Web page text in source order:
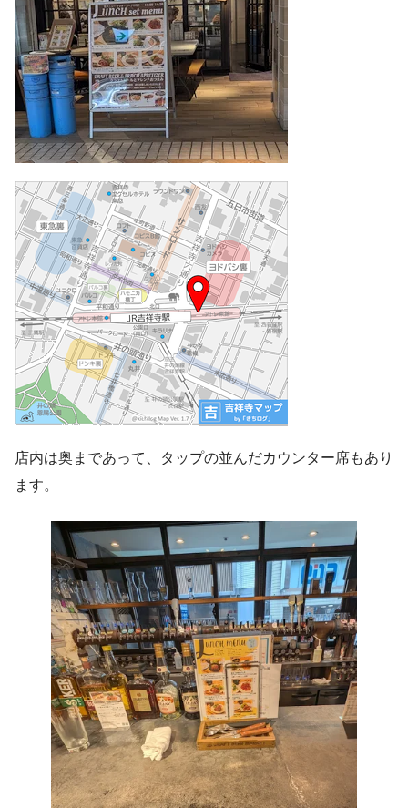
店内は奥まであって、タップの並んだカウンター席もあり
ます。